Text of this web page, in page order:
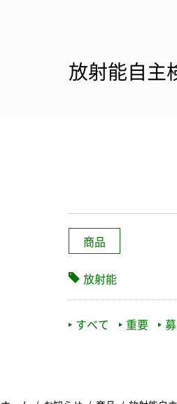
放射能自
商品
放射能
すべて 重要